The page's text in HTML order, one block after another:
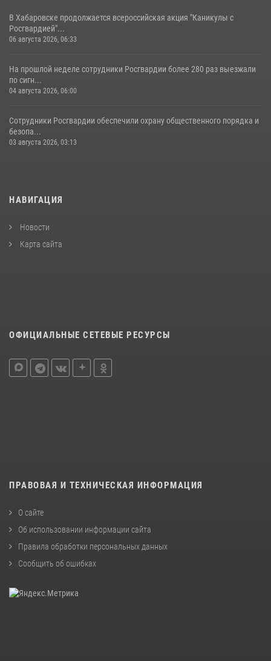
В Хабаровске продолжается всероссийская акция "Каникулы с
Росгвардией"...
06 августа 2026, 06:33
На прошлой неделе сотрудники Росгвардии более 280 раз выезжали
по сигн...
04 августа 2026, 06:00
Сотрудники Росгвардии обеспечили охрану общественного порядка и
безопа...
03 августа 2026, 03:13
НАВИГАЦИЯ
Новости
Карта сайта
ОФИЦИАЛЬНЫЕ СЕТЕВЫЕ РЕСУРСЫ
ПРАВОВАЯ И ТЕХНИЧЕСКАЯ ИНФОРМАЦИЯ
О сайте
Об использовании информации сайта
Правила обработки персональных данных
Сообщить об ошибках